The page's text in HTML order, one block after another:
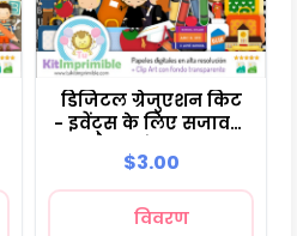
डिजिटल ग्रेजुएशन किट
- इवेंट्स के लिए सजावटी
$3.00
विवरण